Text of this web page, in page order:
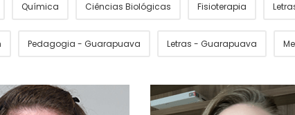
Química Ciências Biológicas Fisioterapia
Pedagogia - Guarapuava Letras - Guarapuava